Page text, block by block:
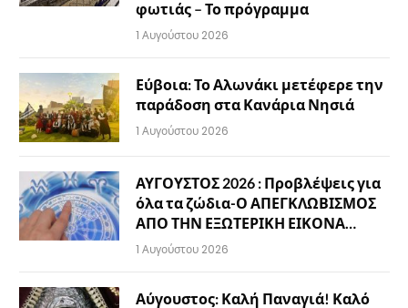
φωτιάς – Το πρόγραμμα
1 Αυγούστου 2026
Εύβοια: Το Αλωνάκι μετέφερε την
παράδοση στα Κανάρια Νησιά
1 Αυγούστου 2026
ΑΥΓΟΥΣΤΟΣ 2026 : Προβλέψεις για
όλα τα ζώδια-Ο ΑΠΕΓΚΛΩΒΙΣΜΟΣ
ΑΠΟ ΤΗΝ ΕΞΩΤΕΡΙΚΗ ΕΙΚΟΝΑ…
1 Αυγούστου 2026
Αύγουστος: Καλή Παναγιά! Καλό